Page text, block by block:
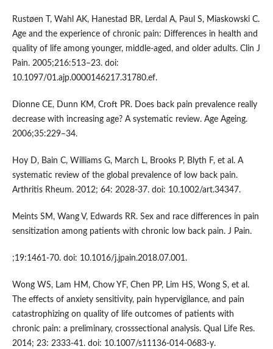
Rustøen T, Wahl AK, Hanestad BR, Lerdal A, Paul S, Miaskowski C.
Age and the experience of chronic pain: Differences in health and
quality of life among younger, middle-aged, and older adults. Clin J
Pain. 2005;216:513–23. doi:
10.1097/01.ajp.0000146217.31780.ef.
Dionne CE, Dunn KM, Croft PR. Does back pain prevalence really
decrease with increasing age? A systematic review. Age Ageing.
2006;35:229–34.
Hoy D, Bain C, Williams G, March L, Brooks P, Blyth F, et al. A
systematic review of the global prevalence of low back pain.
Arthritis Rheum. 2012; 64: 2028-37. doi: 10.1002/art.34347.
Meints SM, Wang V, Edwards RR. Sex and race differences in pain
sensitization among patients with chronic low back pain. J Pain.
;19:1461-70. doi: 10.1016/j.jpain.2018.07.001.
Wong WS, Lam HM, Chow YF, Chen PP, Lim HS, Wong S, et al.
The effects of anxiety sensitivity, pain hypervigilance, and pain
catastrophizing on quality of life outcomes of patients with
chronic pain: a preliminary, crosssectional analysis. Qual Life Res.
2014; 23: 2333-41. doi: 10.1007/s11136-014-0683-y.